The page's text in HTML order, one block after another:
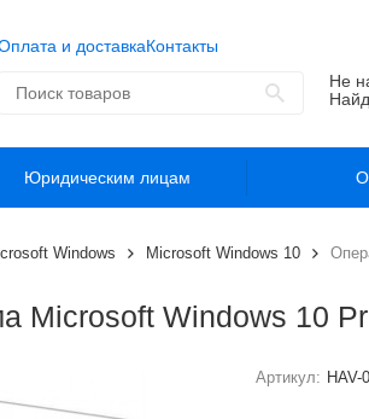
и доставкаКонтакты
Не
Юридическим лицам
Windows Microsoft Windows 10
Microsoft Windows 10
Артикул: HAV-